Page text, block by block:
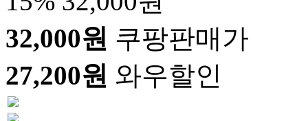
32,000원 쿠팡판매가
27,200원 와우할인